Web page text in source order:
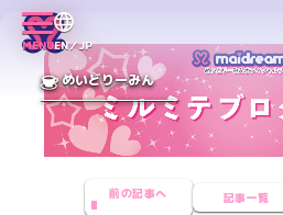
MENUEN／JP
めいどりーみん
前の記事へ 記事一覧